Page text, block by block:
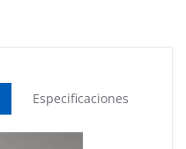
Especificaciones